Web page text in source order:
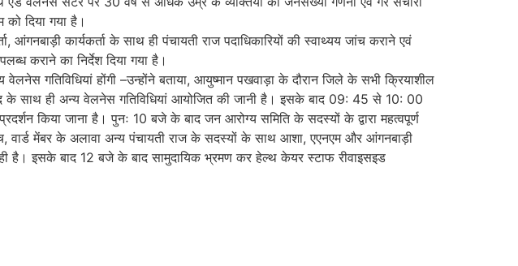
दिया गया है।
आंगनबाड़ी कार्यकर्ता के साथ ही पंचायती राज पदाधिकारियों की स्वाथ्यय जांच कराने एवं
कराने का निर्देश दिया गया है।
गतिविधियां होंगी –उन्होंने बताया, आयुष्मान पखवाड़ा के दौरान जिले के सभी क्रियाशील
ही अन्य वेलनेस गतिविधियां आयोजित की जानी है। इसके बाद 09: 45 से 10: 00
किया जाना है। पुनः 10 बजे के बाद जन आरोग्य समिति के सदस्यों के द्वारा महत्वपूर्ण
वार्ड मेंबर के अलावा अन्य पंचायती राज के सदस्यों के साथ आशा, एएनएम और आंगनबाड़ी
है। इसके बाद 12 बजे के बाद सामुदायिक भ्रमण कर हेल्थ केयर स्टाफ रीवाइसइड